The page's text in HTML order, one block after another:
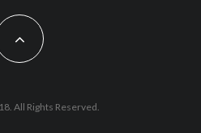
All Rights Reserved.